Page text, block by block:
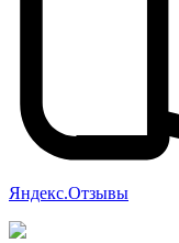
Яндекс.Отзывы